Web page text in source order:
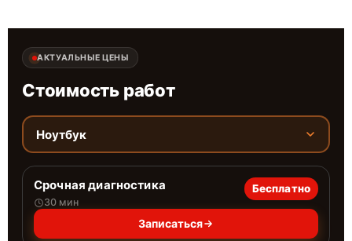
АКТУАЛЬНЫЕ ЦЕНЫ
Стоимость работ
Ноутбук
Срочная диагностика
30 мин
Бесплатно
Записаться